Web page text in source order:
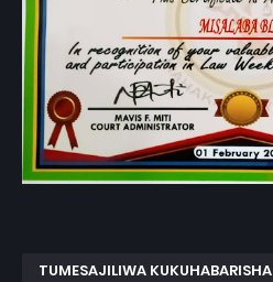
TUMESAJILIWA KUKUHABARISHA